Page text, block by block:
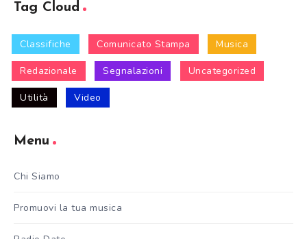
Tag Cloud
Classifiche Comunicato Stampa Musica
Redazionale Segnalazioni Uncategorized
Utilità Video
Menu
Chi Siamo
Promuovi la tua musica